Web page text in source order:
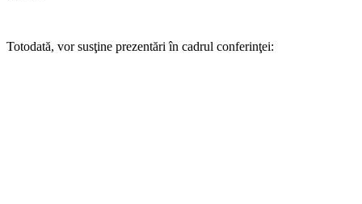
Totodată, vor susţine prezentări în cadrul conferinţei: